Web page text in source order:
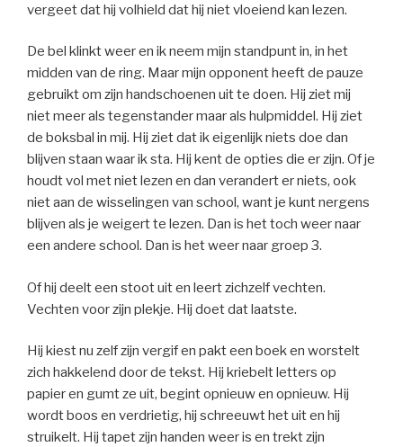
vergeet dat hij volhield dat hij niet vloeiend kan lezen.
De bel klinkt weer en ik neem mijn standpunt in, in het
midden van de ring. Maar mijn opponent heeft de pauze
gebruikt om zijn handschoenen uit te doen. Hij ziet mij
niet meer als tegenstander maar als hulpmiddel. Hij ziet
de boksbal in mij. Hij ziet dat ik eigenlijk niets doe dan
blijven staan waar ik sta. Hij kent de opties die er zijn. Of je
houdt vol met niet lezen en dan verandert er niets, ook
niet aan de wisselingen van school, want je kunt nergens
blijven als je weigert te lezen. Dan is het toch weer naar
een andere school. Dan is het weer naar groep 3.
Of hij deelt een stoot uit en leert zichzelf vechten.
Vechten voor zijn plekje. Hij doet dat laatste.
Hij kiest nu zelf zijn vergif en pakt een boek en worstelt
zich hakkelend door de tekst. Hij kriebelt letters op
papier en gumt ze uit, begint opnieuw en opnieuw. Hij
wordt boos en verdrietig, hij schreeuwt het uit en hij
struikelt. Hij tapet zijn handen weer is en trekt zijn